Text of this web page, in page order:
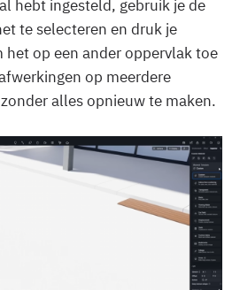
hebt ingesteld, gebruik je de
te selecteren en druk je
het op een ander oppervlak toe
op meerdere
alles opnieuw te maken.